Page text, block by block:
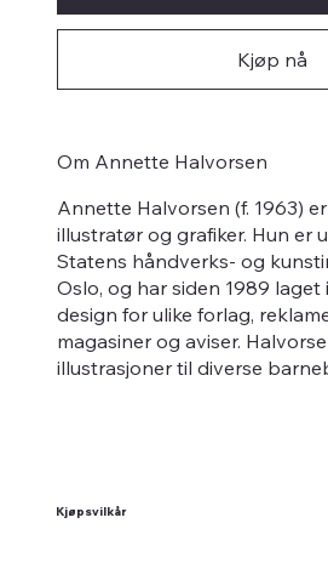
Kjøp nå
Om Annette Halvorsen
Annette Halvorsen (f. 1963)
illustratør og grafiker. Hun er
Statens håndverks- og
Oslo, og har siden 1989
design for ulike forlag,
magasiner og aviser.
illustrasjoner til diverse
Kjøpsvilkår